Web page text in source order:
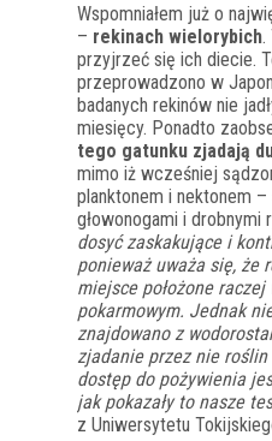
Wspomniałem już o
– rekinach wielorybich.
przyjrzeć się ich diecie.
przeprowadzono w
badanych rekinów nie
miesięcy. Ponadto
tego gatunku zjadają
mimo iż wcześniej
planktonem i nektonem –
głowonogami i drobnymi
dosyć zaskakujące i
ponieważ uważa się, że
miejsce położone raczej
pokarmowym. Jednak
znajdowano z
zjadanie przez nie
dostęp do pożywienia
jak pokazały to nasze
z Uniwersytetu